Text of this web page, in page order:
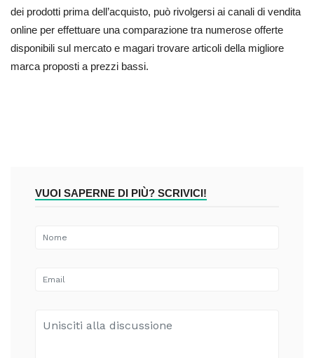
dei prodotti prima dell’acquisto, può rivolgersi ai canali di vendita
online per effettuare una comparazione tra numerose offerte
disponibili sul mercato e magari trovare articoli della migliore
marca proposti a prezzi bassi.
VUOI SAPERNE DI PIÙ? SCRIVICI!